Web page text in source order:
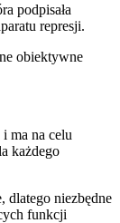
podpisała
represji.
obiektywne
ma na celu
każdego
dlatego niezbędne
funkcji